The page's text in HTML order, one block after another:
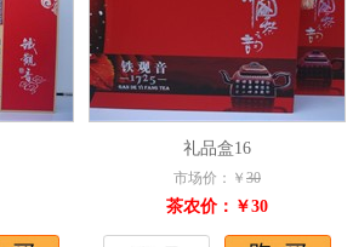
礼品盒16
市场价：￥ 30
茶农价：￥30